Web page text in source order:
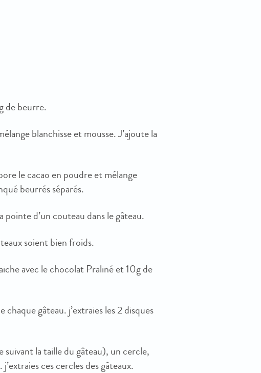
de beurre.
blanchisse et mousse. J’ajoute la
le cacao en poudre et mélange
beurrés séparés.
d’un couteau dans le gâteau.
soient bien froids.
avec le chocolat Praliné et 10g de
chaque gâteau. j’extraies les 2 disques
suivant la taille du gâteau), un cercle,
ces cercles des gâteaux.